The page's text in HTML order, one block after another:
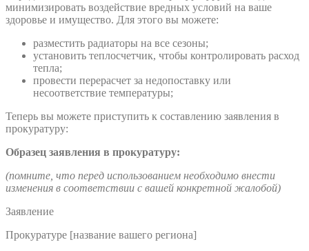
минимизировать воздействие вредных условий на ваше
здоровье и имущество. Для этого вы можете:
разместить радиаторы на все сезоны;
установить теплосчетчик, чтобы контролировать расход
тепла;
провести перерасчет за недопоставку или
несоответствие температуры;
Теперь вы можете приступить к составлению заявления в
прокуратуру:
Образец заявления в прокуратуру:
(помните, что перед использованием необходимо внести
изменения в соответствии с вашей конкретной жалобой)
Заявление
Прокуратуре [название вашего региона]